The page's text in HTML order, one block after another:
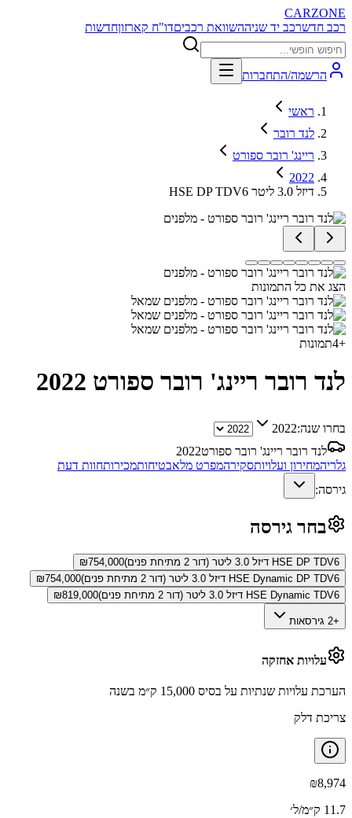
CARZONE
רכב חדשרכב יד שניההשוואת רכביםדו"ח קארזוןחדשות
הרשמה/התחברות
ראשי
לנד רובר
ריינג' רובר ספורט
2022
HSE DP TDV6 דיזל 3.0 ליטר
הצג את כל התמונות
+
4תמונות
לנד רובר ריינג' רובר ספורט 2022
בחרו שנה:2022
לנד רובר ריינג' רובר ספורט2022
גלריהמחירון ועלויותסקירהמפרט מלאבטיחותמכירותחוות דעת
גירסה:
בחר גירסה
HSE DP TDV6 דיזל 3.0 ליטר (דור 2 מתיחת פנים) ₪754,000
HSE Dynamic DP TDV6 דיזל 3.0 ליטר (דור 2 מתיחת פנים)
₪754,000
HSE Dynamic TDV6 דיזל 3.0 ליטר (דור 2 מתיחת פנים)
₪819,000
+2 גירסאות
עלויות אחזקה
הערכת עלויות שנתיות על בסיס 15,000 ק״מ בשנה
צריכת דלק
₪8,974
11.7 ק״מ/ל׳